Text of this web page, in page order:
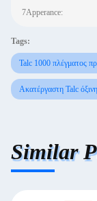
7Apperance:
Tags:
Talc 1000 πλέγματος
Ακατέργαστη Talc
Similar